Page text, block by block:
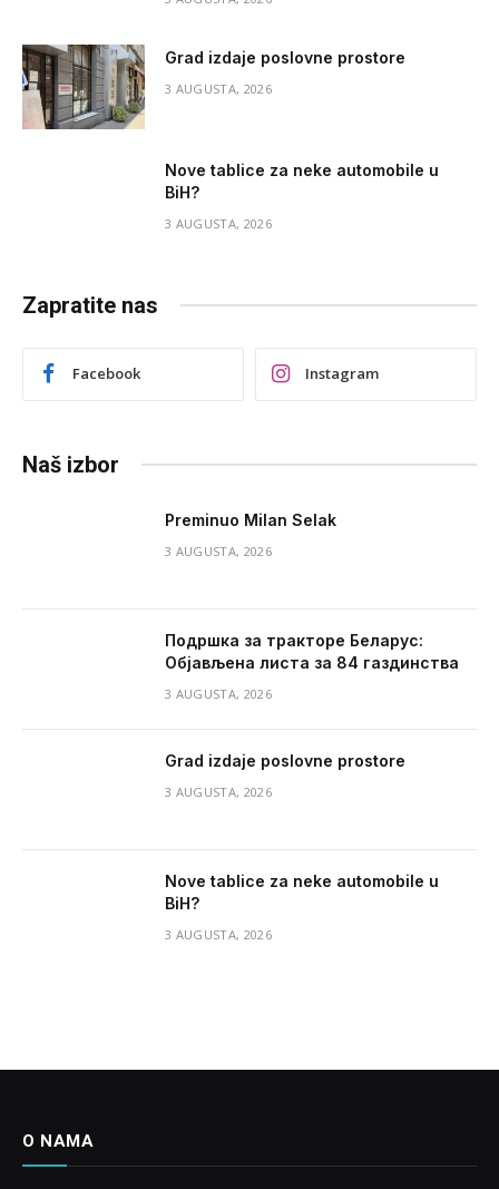
Grad izdaje poslovne prostore
3 AUGUSTA, 2026
Nove tablice za neke automobile u
BiH?
3 AUGUSTA, 2026
Zapratite nas
Facebook Instagram
Naš izbor
Preminuo Milan Selak
3 AUGUSTA, 2026
Подршка за тракторе Беларус:
Објављена листа за 84 газдинства
3 AUGUSTA, 2026
Grad izdaje poslovne prostore
3 AUGUSTA, 2026
Nove tablice za neke automobile u
BiH?
3 AUGUSTA, 2026
O NAMA